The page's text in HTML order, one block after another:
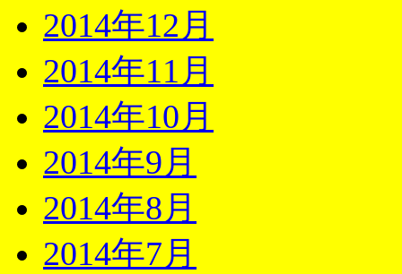
2014年12月
2014年11月
2014年10月
2014年9月
2014年8月
2014年7月